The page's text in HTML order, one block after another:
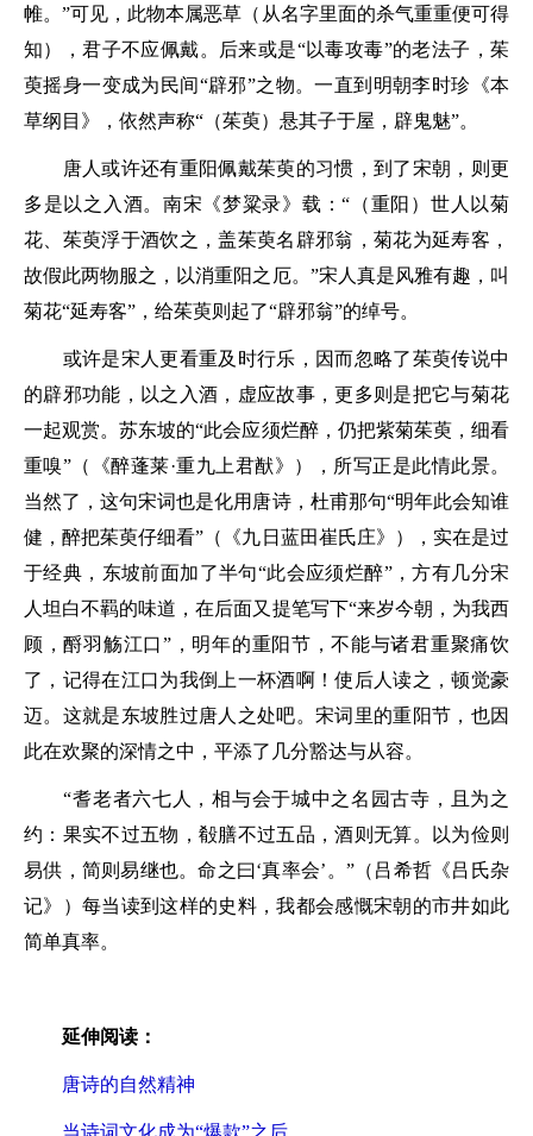
帷。”可见，此物本属恶草（从名字里面的杀气重重便可得
知），君子不应佩戴。后来或是“以毒攻毒”的老法子，茱
萸摇身一变成为民间“辟邪”之物。一直到明朝李时珍《本
草纲目》，依然声称“（茱萸）悬其子于屋，辟鬼魅”。
唐人或许还有重阳佩戴茱萸的习惯，到了宋朝，则更
多是以之入酒。南宋《梦粱录》载：“（重阳）世人以菊
花、茱萸浮于酒饮之，盖茱萸名辟邪翁，菊花为延寿客，
故假此两物服之，以消重阳之厄。”宋人真是风雅有趣，叫
菊花“延寿客”，给茱萸则起了“辟邪翁”的绰号。
或许是宋人更看重及时行乐，因而忽略了茱萸传说中
的辟邪功能，以之入酒，虚应故事，更多则是把它与菊花
一起观赏。苏东坡的“此会应须烂醉，仍把紫菊茱萸，细看
重嗅”（《醉蓬莱·重九上君猷》），所写正是此情此景。
当然了，这句宋词也是化用唐诗，杜甫那句“明年此会知谁
健，醉把茱萸仔细看” （《九日蓝田崔氏庄》），实在是过
于经典，东坡前面加了半句“此会应须烂醉”，方有几分宋
人坦白不羁的味道，在后面又提笔写下“来岁今朝，为我西
顾，酹羽觞江口”，明年的重阳节，不能与诸君重聚痛饮
了，记得在江口为我倒上一杯酒啊！使后人读之，顿觉豪
迈。这就是东坡胜过唐人之处吧。宋词里的重阳节，也因
此在欢聚的深情之中，平添了几分豁达与从容。
“耆老者六七人，相与会于城中之名园古寺，且为之
约：果实不过五物，殽膳不过五品，酒则无算。以为俭则
易供，简则易继也。命之曰‘真率会’。”（吕希哲《吕氏杂
记》）每当读到这样的史料，我都会感慨宋朝的市井如此
简单真率。
延伸阅读：
唐诗的自然精神
当诗词文化成为“爆款”之后